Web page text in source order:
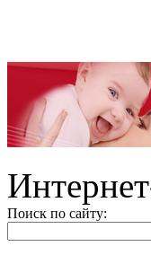
Поиск по сайту: